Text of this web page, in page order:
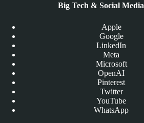
Big Tech & Social Media
Apple
Google
LinkedIn
Meta
Microsoft
OpenAI
Pinterest
Twitter
YouTube
WhatsApp